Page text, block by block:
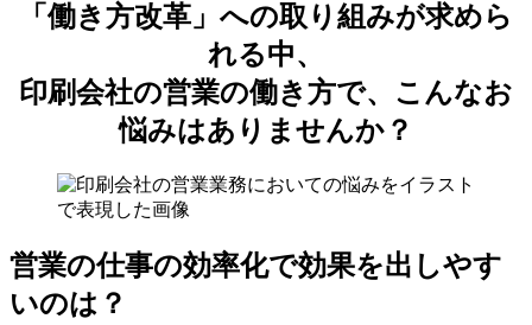
「働き方改革」への取り組みが求めら
れる中、
印刷会社の営業の働き方で、こんなお
悩みはありませんか？
営業の仕事の効率化で効果を出しやす
いのは？